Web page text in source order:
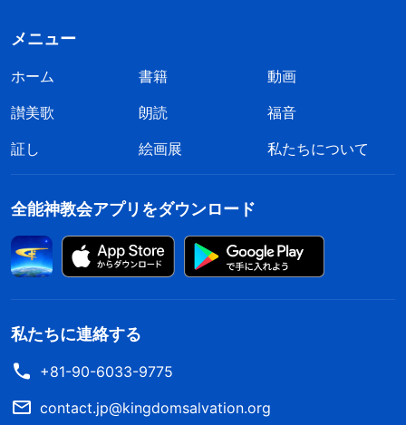
メニュー
ホーム 書籍
動画
讃美歌
朗読
福音
証し
絵画展 私たちについて
全能神教会アプリをダウンロード
私たちに連絡する
+81-90-6033-9775
contact.jp@kingdomsalvation.org